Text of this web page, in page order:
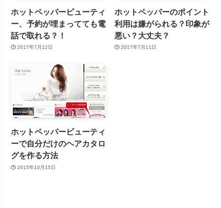
ホットペッパービューティ
ー、予約が埋まってても電
話で取れる？！
2017年7月12日
ホットペッパーのポイント
利用は嫌がられる？印象が
悪い？大丈夫？
2017年7月11日
ホットペッパービューティ
ーで自分だけのヘアカタロ
グを作る方法
2015年10月15日